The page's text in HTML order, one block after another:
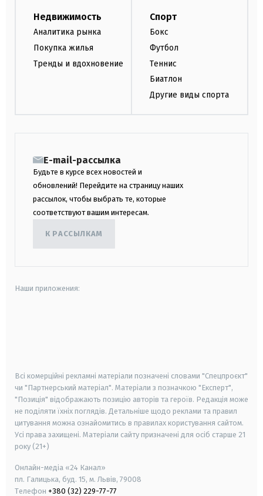
Недвижимость
Аналитика рынка
Покупка жилья
Тренды и вдохновение
Спорт
Бокс
Футбол
Теннис
Биатлон
Другие виды спорта
E-mail-рассылка
Будьте в курсе всех новостей и
обновлений! Перейдите на страницу наших
рассылок, чтобы выбрать те, которые
соответствуют вашим интересам.
К РАССЫЛКАМ
Наши приложения:
Всі комерційні рекламні матеріали позначені словами "Спецпроєкт"
чи "Партнерський матеріал". Матеріали з позначкою "Експерт",
"Позиція" відображають позицію авторів та героїв. Редакція може
не поділяти їхніх поглядів. Детальніше щодо реклами та правил
цитування можна ознайомитись в правилах користування сайтом.
Усі права захищені. Матеріали сайту призначені для осіб старше 21
року (21+)
Онлайн-медіа «24 Канал»
пл. Галицька, буд. 15, м. Львів, 79008
Телефон +380 (32) 229-77-77